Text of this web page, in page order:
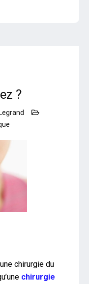
?
chirurgie du
chirurgie